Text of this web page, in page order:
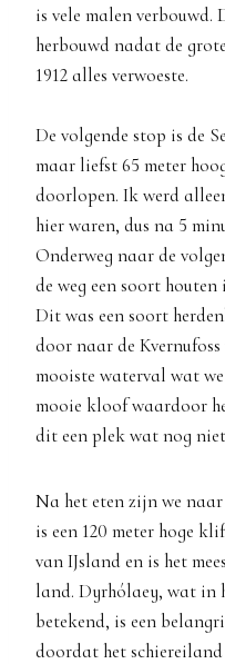
is vele malen verbouwd.
herbouwd nadat de
1912 alles verwoeste.
De volgende stop is de
maar liefst 65 meter
doorlopen. Ik werd
hier waren, dus na 5
Onderweg naar de
de weg een soort
Dit was een soort
door naar de
mooiste waterval wat
mooie kloof waardoor
dit een plek wat nog
Na het eten zijn we
is een 120 meter hoge
van IJsland en is het
land. Dyrhólaey, wat in
betekend, is een
doordat het